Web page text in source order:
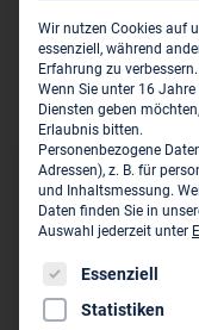
Bauphysik /
Sicherheits- und
Rückbau /
Hauptsitz des
iproplan®
Wir nutzen Cookies auf
essenziell, während
Erfahrung zu verbessern.
Wenn Sie unter 16
Diensten geben
Erlaubnis bitten.
Personenbezogene
Adressen), z. B. für
und Inhaltsmessung.
Daten finden Sie in
Auswahl jederzeit unter
Es folgt eine
Essenziell
Statistiken